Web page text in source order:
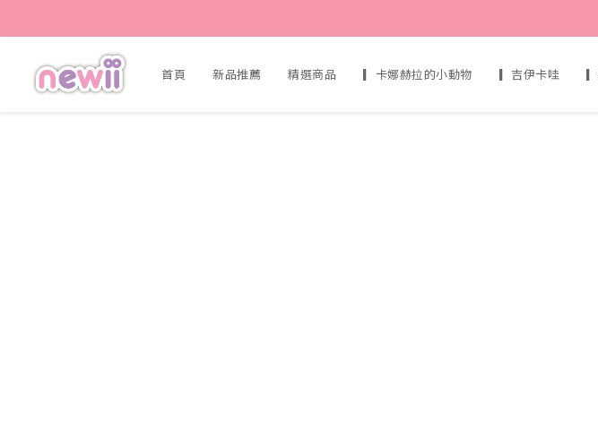
首頁 新品推薦 精選商品 ▎卡娜赫拉的小動物 ▎吉伊卡哇